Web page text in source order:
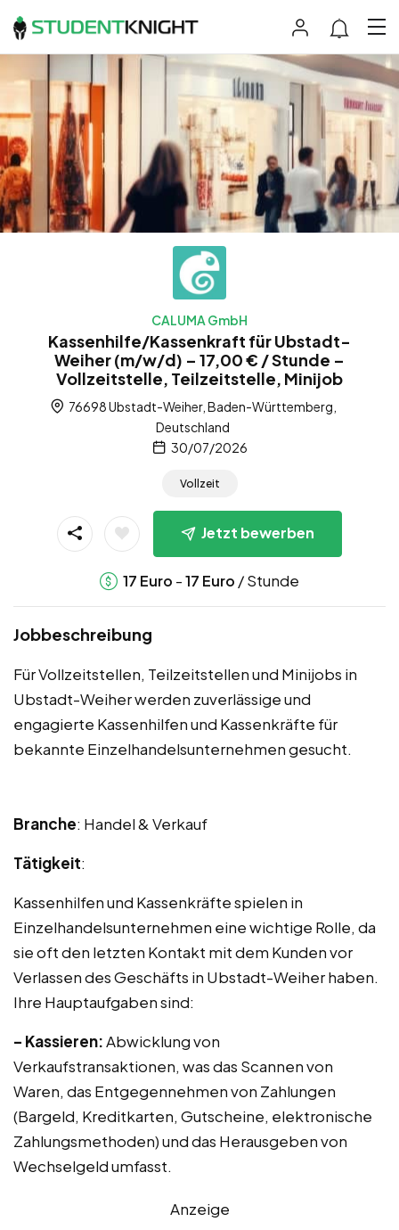
CALUMA GmbH
Kassenhilfe/Kassenkraft für Ubstadt-
Weiher (m/w/d) – 17,00 € / Stunde –
Vollzeitstelle, Teilzeitstelle, Minijob
76698 Ubstadt-Weiher, Baden-Württemberg,
Deutschland
30/07/2026
Vollzeit
Jetzt bewerben
17 Euro -17 Euro / Stunde
Jobbeschreibung
Für Vollzeitstellen, Teilzeitstellen und Minijobs in
Ubstadt-Weiher werden zuverlässige und
engagierte Kassenhilfen und Kassenkräfte für
bekannte Einzelhandelsunternehmen gesucht.
Branche: Handel & Verkauf
Tätigkeit:
Kassenhilfen und Kassenkräfte spielen in
Einzelhandelsunternehmen eine wichtige Rolle, da
sie oft den letzten Kontakt mit dem Kunden vor
Verlassen des Geschäfts in Ubstadt-Weiher haben.
Ihre Hauptaufgaben sind:
– Kassieren:Abwicklung von
Verkaufstransaktionen, was das Scannen von
Waren, das Entgegennehmen von Zahlungen
(Bargeld, Kreditkarten, Gutscheine, elektronische
Zahlungsmethoden) und das Herausgeben von
Wechselgeld umfasst.
Anzeige